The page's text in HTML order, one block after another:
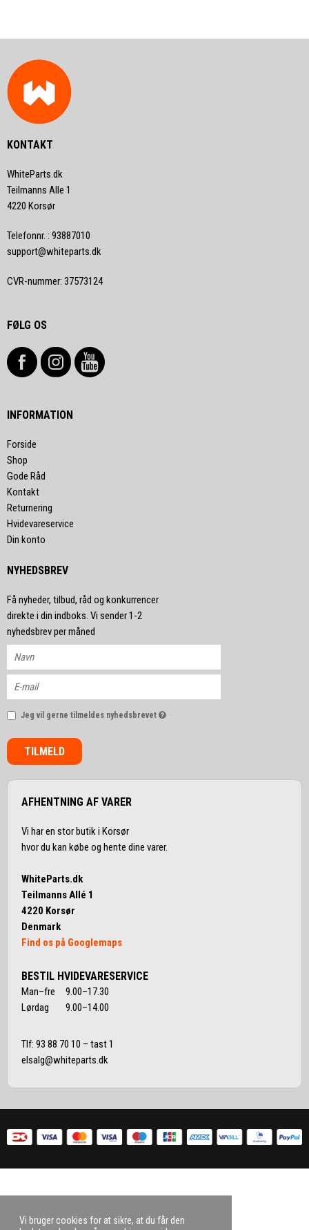
Vi bruger cookies for at sikre, at du får den
KONTAKT
WhiteParts.dk
Teilmanns Alle 1
4220 Korsør
Telefonnr. : 93887010
support@whiteparts.dk
CVR-nummer: 37573124
FØLG OS
INFORMATION
Forside
Shop
Gode Råd
Kontakt
Returnering
Hvidevareservice
Din konto
NYHEDSBREV
Få nyheder, tilbud, råd og konkurrencer
direkte i din indboks. Vi sender 1-2
nyhedsbrev per måned
Jeg vil gerne tilmeldes nyhedsbrevet
TILMELD
AFHENTNING AF VARER
Vi har en stor butik i Korsør
hvor du kan købe og hente dine varer.
WhiteParts.dk
Teilmanns Allé 1
4220 Korsør
Denmark
Find os på Googlemaps
BESTIL HVIDEVARESERVICE
Man–fre 9.00–17.30
Lørdag 9.00–14.00
Tlf: 93 88 70 10 – tast 1
elsalg@whiteparts.dk